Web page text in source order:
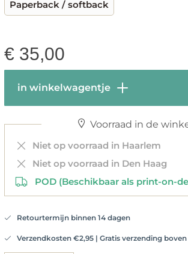
Paperback / softback
€ 35,00
in winkelwagentje
Voorraad in de
Niet op voorraad in Haarlem
Niet op voorraad in Den Haag
POD (Beschikbaar als print-on-
Retourtermijn binnen 14 dagen
Verzendkosten €2,95 | Gratis verzending